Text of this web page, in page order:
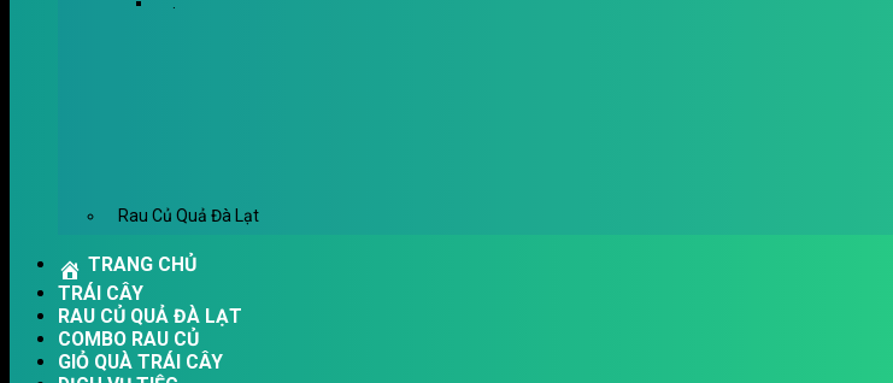
Rau Củ Quả Đà Lạt
TRANG CHỦ
TRÁI CÂY
RAU CỦ QUẢ ĐÀ LẠT
COMBO RAU CỦ
GIỎ QUÀ TRÁI CÂY